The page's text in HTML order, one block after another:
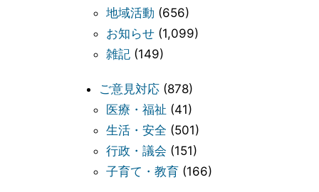
地域活動 (656)
お知らせ (1,099)
雑記 (149)
ご意見対応 (878)
医療・福祉 (41)
生活・安全 (501)
行政・議会 (151)
子育て・教育 (166)